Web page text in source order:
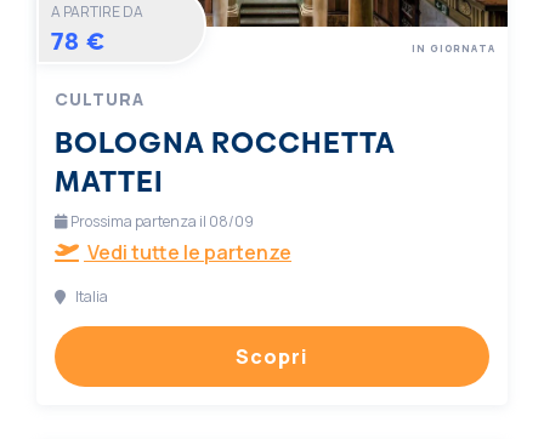
A PARTIRE DA
78 €
CULTURA
BOLOGNA ROCCHETTA
MATTEI
IN GIORNATA
Prossima partenza il 08/09
Vedi tutte le partenze
Italia
Scopri